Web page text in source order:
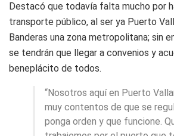
Destacó que todavía falta mucho por
transporte público, al ser ya Puerto
Banderas una zona metropolitana; sin
se tendrán que llegar a convenios y
beneplácito de todos.
“Nosotros aquí en Puerto
muy contentos de que se
ponga orden y que funcione.